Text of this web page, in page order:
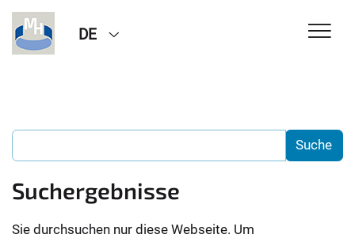
DE
Suchergebnisse
Sie durchsuchen nur diese Webseite. Um